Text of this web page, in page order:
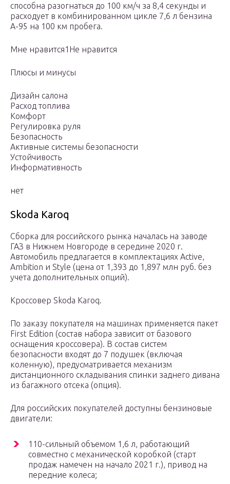
способна разогнаться до 100 км/ч за 8,4 секунды и
расходует в комбинированном цикле 7,6 л бензина
А-95 на 100 км пробега.
Мне нравится1Не нравится
Плюсы и минусы
Дизайн салона
Расход топлива
Комфорт
Регулировка руля
Безопасность
Активные системы безопасности
Устойчивость
Информативность
нет
Skoda Karoq
Сборка для российского рынка началась на заводе
ГАЗ в Нижнем Новгороде в середине 2020 г.
Автомобиль предлагается в комплектациях Active,
Ambition и Style (цена от 1,393 до 1,897 млн руб. без
учета дополнительных опций).
Кроссовер Skoda Karoq.
По заказу покупателя на машинах применяется пакет
First Edition (состав набора зависит от базового
оснащения кроссовера). В состав систем
безопасности входят до 7 подушек (включая
коленную), предусматривается механизм
дистанционного складывания спинки заднего дивана
из багажного отсека (опция).
Для российских покупателей доступны бензиновые
двигатели:
110-сильный объемом 1,6 л, работающий
совместно с механической коробкой (старт
продаж намечен на начало 2021 г.), привод на
передние колеса;